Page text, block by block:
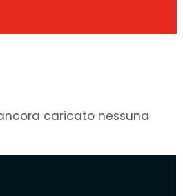
caricato nessuna